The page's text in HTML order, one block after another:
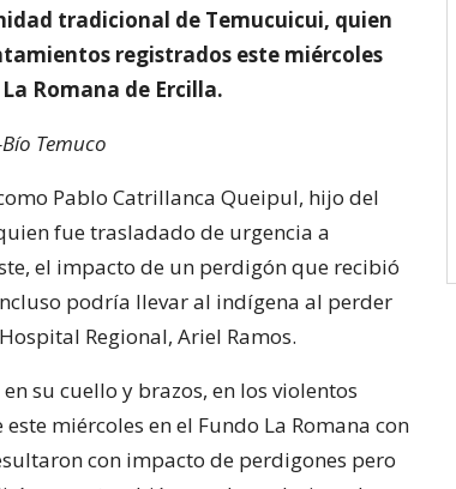
tradicional de Temucuicui, quien
registrados este miércoles
Romana de Ercilla.
Temuco
Pablo Catrillanca Queipul, hijo del
fue trasladado de urgencia a
el impacto de un perdigón que recibió
podría llevar al indígena al perder
Regional, Ariel Ramos.
su cuello y brazos, en los violentos
miércoles en el Fundo La Romana con
con impacto de perdigones pero